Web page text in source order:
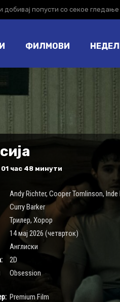
добивај попусти со секое
ФИЛМОВИ
час 48 минути
Andy Richter, Cooper Tomlinson, Inde
Curry Barker
Трилер, Хорор
14 мај 2026 (четврток)
Aнглиски
2D
Obsession
Premium Film